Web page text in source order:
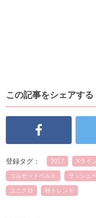
この記事をシェアする
登録タグ： 2017 Xライ
コルセットベルト サッシュ
ユニクロ 秋トレンド